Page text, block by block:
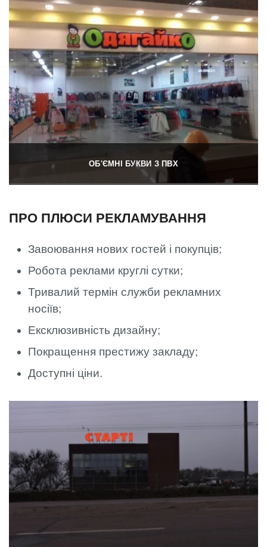
ОБ'ЄМНІ БУКВИ З ПВХ
ПРО ПЛЮСИ РЕКЛАМУВАННЯ
Завоювання нових гостей і покупців;
Робота реклами круглі сутки;
Тривалий термін служби рекламних
носіїв;
Ексклюзивність дизайну;
Покращення престижу закладу;
Доступні ціни.